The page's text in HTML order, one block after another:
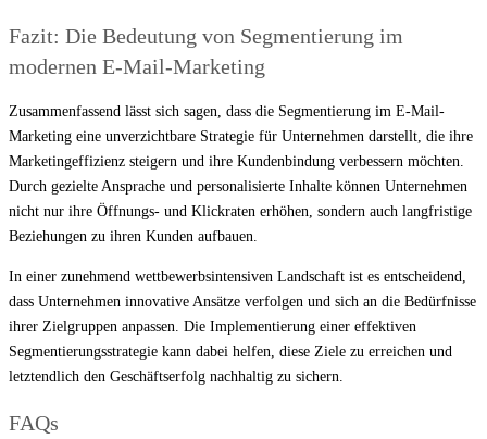
Fazit: Die Bedeutung von Segmentierung im
modernen E-Mail-Marketing
Zusammenfassend lässt sich sagen, dass die Segmentierung im E-Mail-
Marketing eine unverzichtbare Strategie für Unternehmen darstellt, die ihre
Marketingeffizienz steigern und ihre Kundenbindung verbessern möchten.
Durch gezielte Ansprache und personalisierte Inhalte können Unternehmen
nicht nur ihre Öffnungs- und Klickraten erhöhen, sondern auch langfristige
Beziehungen zu ihren Kunden aufbauen.
In einer zunehmend wettbewerbsintensiven Landschaft ist es entscheidend,
dass Unternehmen innovative Ansätze verfolgen und sich an die Bedürfnisse
ihrer Zielgruppen anpassen. Die Implementierung einer effektiven
Segmentierungsstrategie kann dabei helfen, diese Ziele zu erreichen und
letztendlich den Geschäftserfolg nachhaltig zu sichern.
FAQs